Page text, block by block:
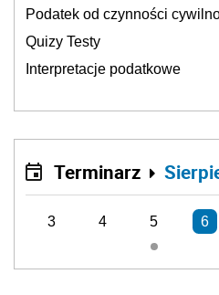
Podatek od czynności
Quizy Testy
Interpretacje podatkowe
Terminarz
3 4 5 6